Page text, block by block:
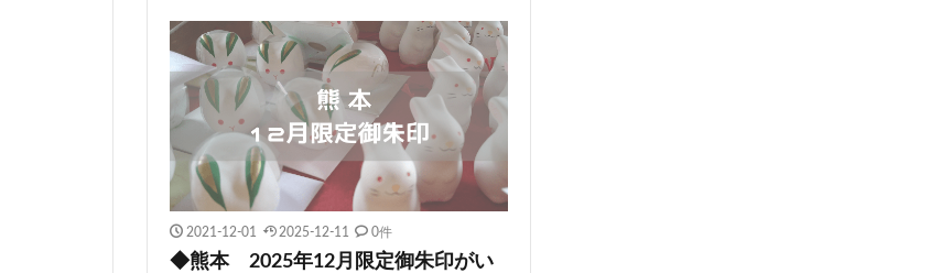
2021-12-01 2025-12-11 0件
◆熊本 2025年12月限定御朱印がい